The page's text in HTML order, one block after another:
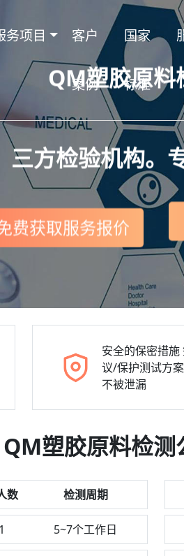
务项目 客户
案例
国家
标准
QM塑胶原料
方检验机构。
费获取服务报价
安全的保密措施
议/保护测试方
不被泄漏
QM塑胶原料检测
数 检测周期
5~7个工作日